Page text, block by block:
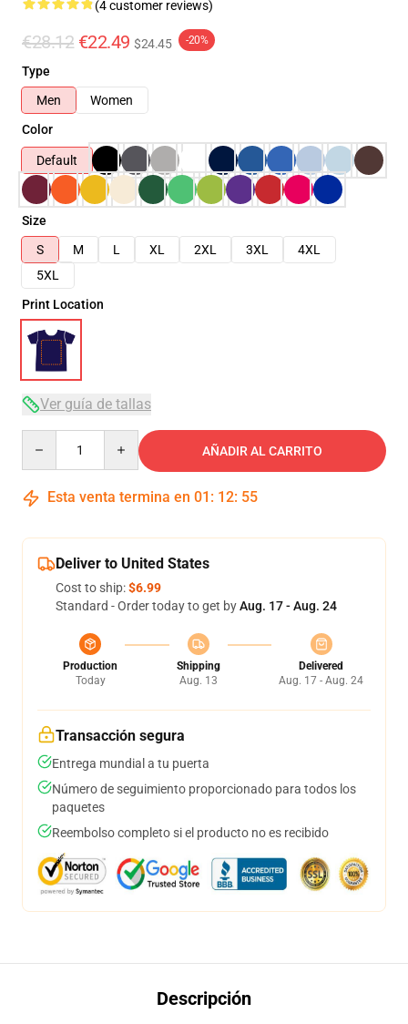
(4 customer reviews)
€28.12 €22.49 $24.45 -20%
Type
Men
Women
Color
Default
Size
S
M L XL 2XL 3XL
4XL
5XL
Print Location
Ver guía de tallas
AÑADIR AL CARRITO
Esta venta termina en 01 : 12: 54
Deliver to United States
Cost to ship:$6.99
Standard - Order today to get byAug. 17 - Aug. 24
Production
Today
Shipping
Aug. 13
Delivered
Aug. 17 - Aug. 24
Transacción segura
Entrega mundial a tu puerta
Número de seguimiento proporcionado para todos los
paquetes
Reembolso completo si el producto no es recibido
Descripción